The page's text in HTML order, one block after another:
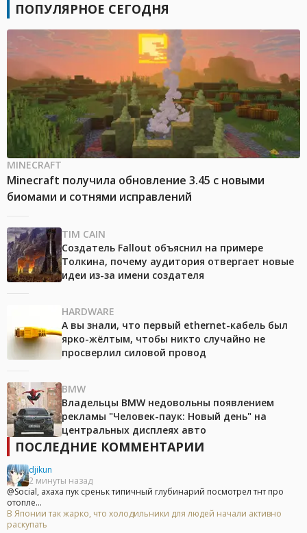
ПОПУЛЯРНОЕ СЕГОДНЯ
MINECRAFT
Minecraft получила обновление 3.45 с новыми
биомами и сотнями исправлений
TIM CAIN
Создатель Fallout объяснил на примере
Толкина, почему аудитория отвергает новые
идеи из-за имени создателя
HARDWARE
А вы знали, что первый ethernet-кабель был
ярко-жёлтым, чтобы никто случайно не
просверлил силовой провод
BMW
Владельцы BMW недовольны появлением
рекламы "Человек-паук: Новый день" на
центральных дисплеях авто
ПОСЛЕДНИЕ КОММЕНТАРИИ
djikun
2 минуты назад
@Social, ахаха пук среньк типичный глубинарий посмотрел тнт про
отопле...
В Японии так жарко, что холодильники для людей начали активно
раскупать